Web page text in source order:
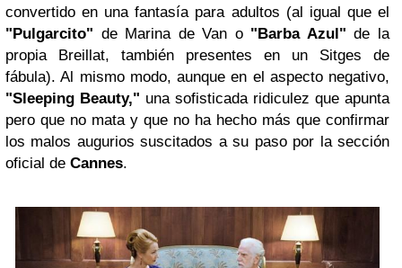
convertido en una fantasía para adultos (al igual que el
"Pulgarcito" de Marina de Van o"Barba Azul"de la
propia Breillat, también presentes en un Sitges de
fábula). Al mismo modo, aunque en el aspecto negativo,
"Sleeping Beauty," una sofisticada ridiculez que apunta
pero que no mata y que no ha hecho más que confirmar
los malos augurios suscitados a su paso por la sección
oficial de Cannes.